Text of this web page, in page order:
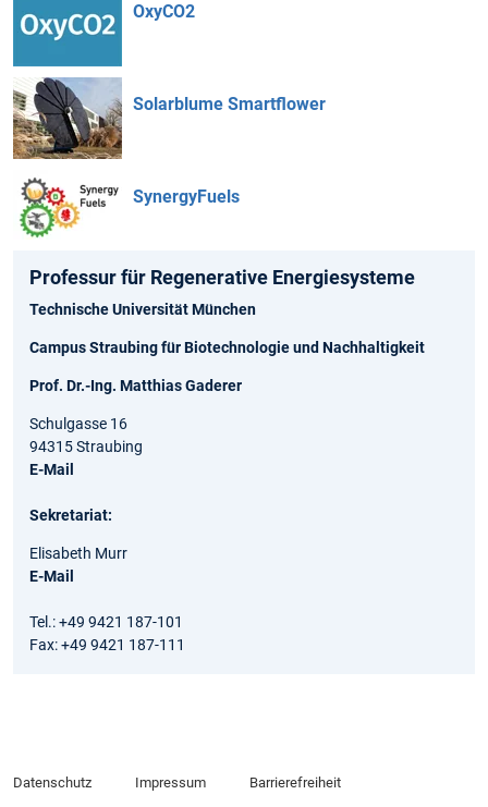
OxyCO2
Solarblume Smartflower
SynergyFuels
Professur für Regenerative Energiesysteme
Technische Universität München
Campus Straubing für Biotechnologie und Nachhaltigkeit
Prof. Dr.-Ing. Matthias Gaderer
Schulgasse 16
94315 Straubing
E-Mail
Sekretariat:
Elisabeth Murr
E-Mail
Tel.: +49 9421 187-101
Fax: +49 9421 187-111
Datenschutz Impressum Barrierefreiheit